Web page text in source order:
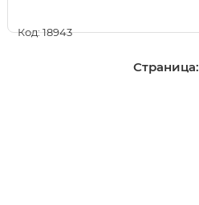
Код: 18943
Страница: